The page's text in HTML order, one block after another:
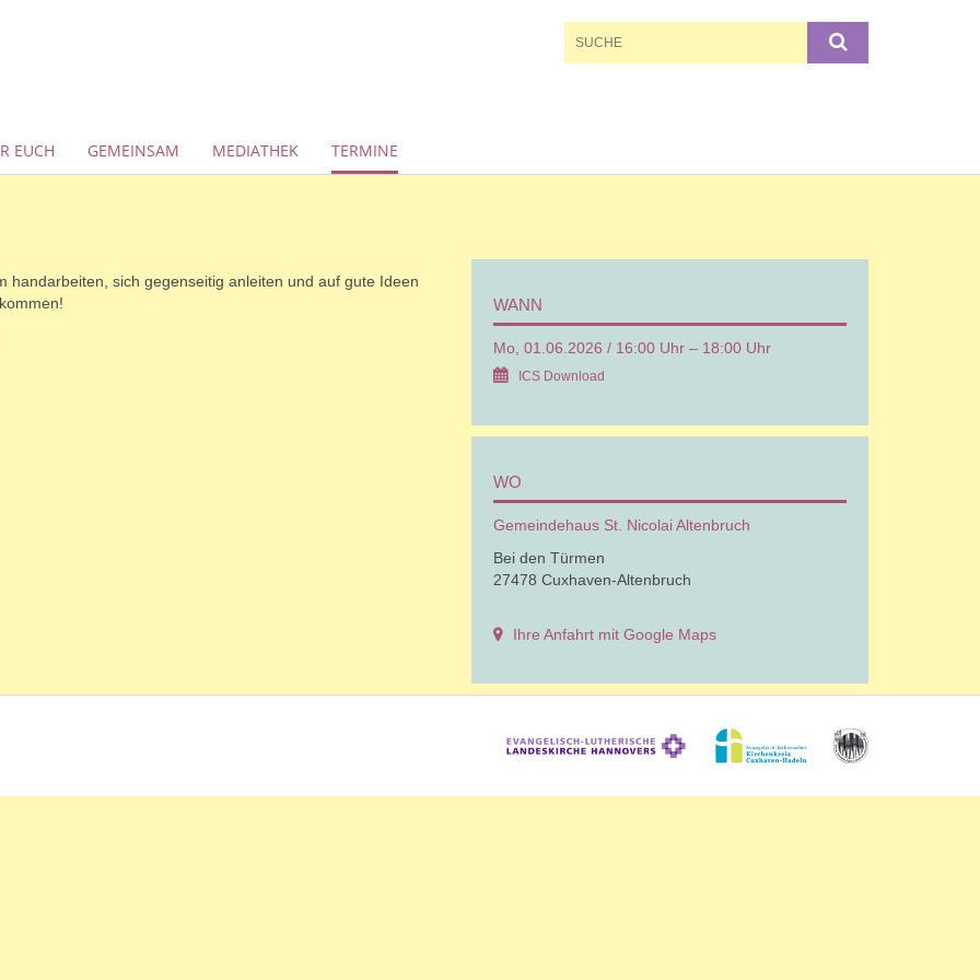
EUCH GEMEINSAM MEDIATHEK TERMINE
handarbeiten, sich gegenseitig anleiten und auf gute Ideen
WANN
Mo, 01.06.2026 / 16:00 Uhr – 18:00 Uhr
ICS Download
WO
Gemeindehaus St. Nicolai Altenbruch
Bei den Türmen
27478 Cuxhaven-Altenbruch
Ihre Anfahrt mit Google Maps